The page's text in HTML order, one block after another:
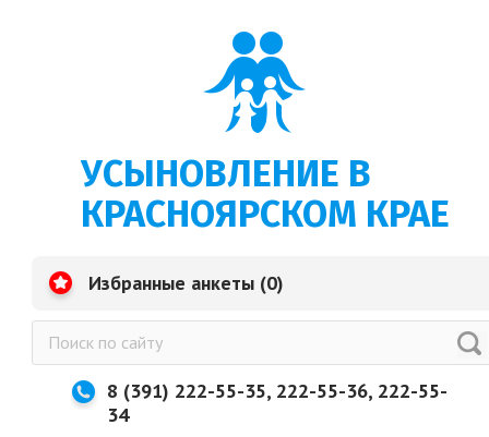
УСЫНОВЛЕНИЕ В
КРАСНОЯРСКОМ КРАЕ
Избранные анкеты (0)
8 (391) 222-55-35, 222-55-36, 222-55-
34